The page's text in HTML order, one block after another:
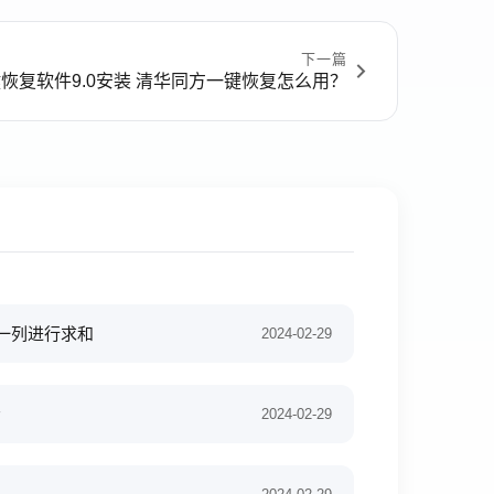
下一篇
复软件9.0安装 清华同方一键恢复怎么用？
列进行求和 2024-02-29
2024-02-29